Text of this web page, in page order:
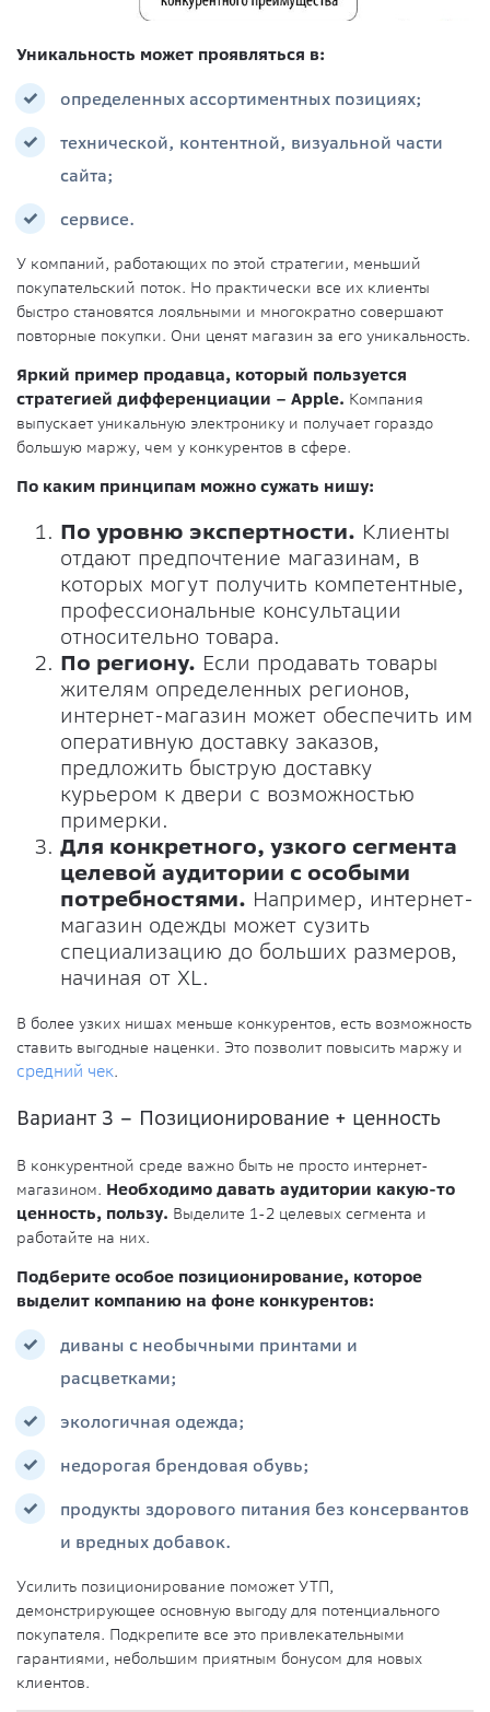
Уникальность может проявляться в:
определенных ассортиментных позициях;
технической, контентной, визуальной части
сайта;
сервисе.
У компаний, работающих по этой стратегии, меньший
покупательский поток. Но практически все их клиенты
быстро становятся лояльными и многократно совершают
повторные покупки. Они ценят магазин за его уникальность.
Яркий пример продавца, который пользуется
стратегией дифференциации – Apple. Компания
выпускает уникальную электронику и получает гораздо
большую маржу, чем у конкурентов в сфере.
По каким принципам можно сужать нишу:
По уровню экспертности. Клиенты
отдают предпочтение магазинам, в
которых могут получить компетентные,
профессиональные консультации
относительно товара.
По региону. Если продавать товары
жителям определенных регионов,
интернет-магазин может обеспечить им
оперативную доставку заказов,
предложить быструю доставку
курьером к двери с возможностью
примерки.
Для конкретного, узкого сегмента
целевой аудитории с особыми
потребностями. Например, интернет-
магазин одежды может сузить
специализацию до больших размеров,
начиная от XL.
В более узких нишах меньше конкурентов, есть возможность
ставить выгодные наценки. Это позволит повысить маржу и
средний чек.
Вариант 3 – Позиционирование + ценность
В конкурентной среде важно быть не просто интернет-
магазином. Необходимо давать аудитории какую-то
ценность, пользу. Выделите 1-2 целевых сегмента и
работайте на них.
Подберите особое позиционирование, которое
выделит компанию на фоне конкурентов:
диваны с необычными принтами и
расцветками;
экологичная одежда;
недорогая брендовая обувь;
продукты здорового питания без консервантов
и вредных добавок.
Усилить позиционирование поможет УТП,
демонстрирующее основную выгоду для потенциального
покупателя. Подкрепите все это привлекательными
гарантиями, небольшим приятным бонусом для новых
клиентов.